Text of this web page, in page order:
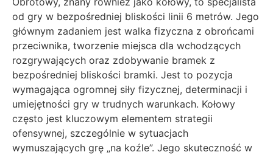
od gry w bezpośredniej bliskości linii 6 metrów. Jego
głównym zadaniem jest walka fizyczna z obrońcami
przeciwnika, tworzenie miejsca dla wchodzących
rozgrywających oraz zdobywanie bramek z
bezpośredniej bliskości bramki. Jest to pozycja
wymagająca ogromnej siły fizycznej, determinacji i
umiejętności gry w trudnych warunkach. Kołowy
często jest kluczowym elementem strategii
ofensywnej, szczególnie w sytuacjach
wymuszających grę „na koźle”. Jego skuteczność w